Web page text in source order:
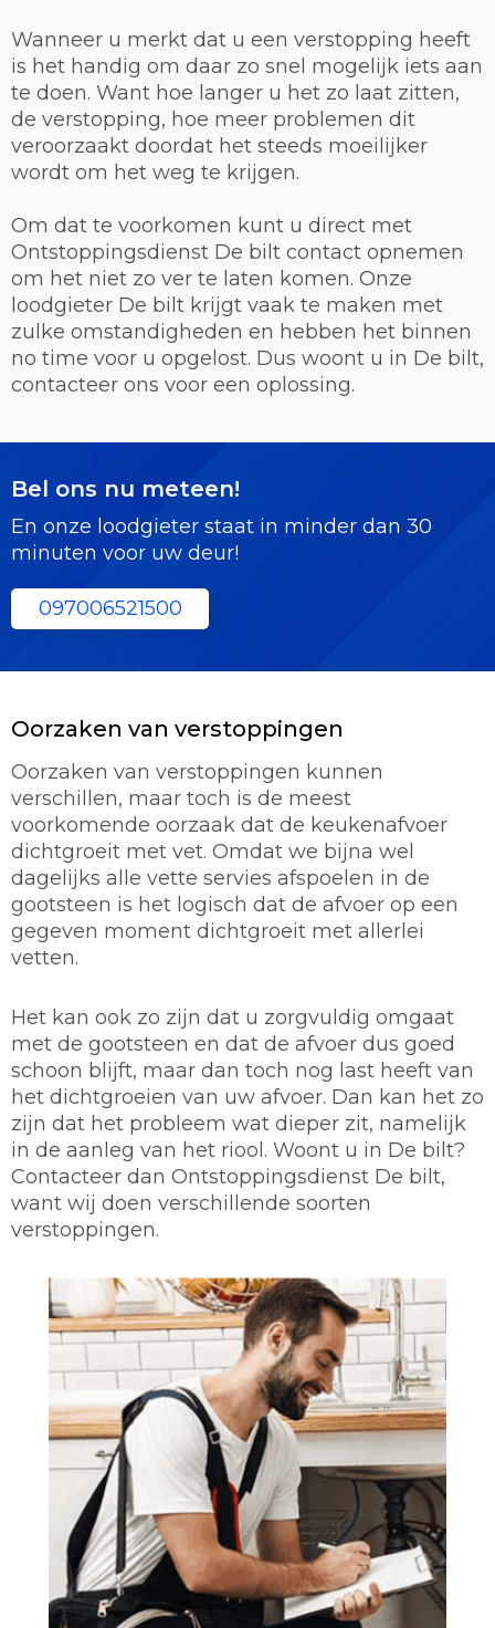
Wanneer u merkt dat u een verstopping heeft
is het handig om daar zo snel mogelijk iets aan
te doen. Want hoe langer u het zo laat zitten,
de verstopping, hoe meer problemen dit
veroorzaakt doordat het steeds moeilijker
wordt om het weg te krijgen.
Om dat te voorkomen kunt u direct met
Ontstoppingsdienst De bilt contact opnemen
om het niet zo ver te laten komen. Onze
loodgieter De bilt krijgt vaak te maken met
zulke omstandigheden en hebben het binnen
no time voor u opgelost. Dus woont u in De bilt,
contacteer ons voor een oplossing.
Bel ons nu meteen!
En onze loodgieter staat in minder dan 30
minuten voor uw deur!
097006521500
Oorzaken van verstoppingen
Oorzaken van verstoppingen kunnen
verschillen, maar toch is de meest
voorkomende oorzaak dat de keukenafvoer
dichtgroeit met vet. Omdat we bijna wel
dagelijks alle vette servies afspoelen in de
gootsteen is het logisch dat de afvoer op een
gegeven moment dichtgroeit met allerlei
vetten.
Het kan ook zo zijn dat u zorgvuldig omgaat
met de gootsteen en dat de afvoer dus goed
schoon blijft, maar dan toch nog last heeft van
het dichtgroeien van uw afvoer. Dan kan het zo
zijn dat het probleem wat dieper zit, namelijk
in de aanleg van het riool. Woont u in De bilt?
Contacteer dan Ontstoppingsdienst De bilt,
want wij doen verschillende soorten
verstoppingen.